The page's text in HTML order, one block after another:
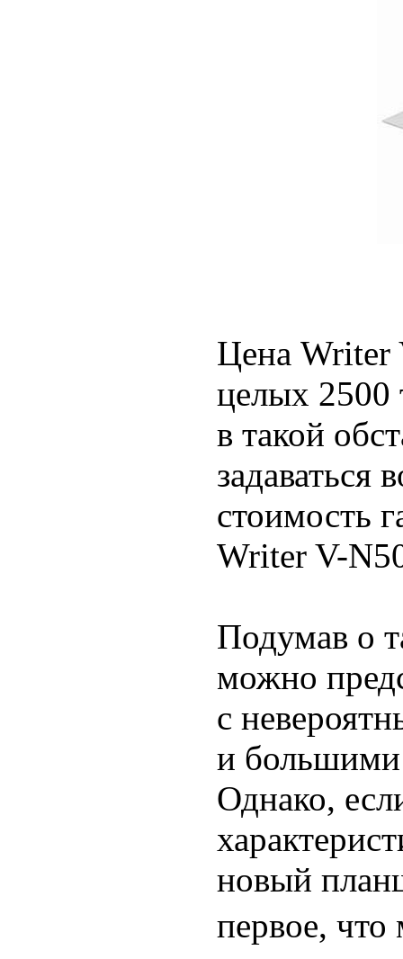
Цена Writer
целых 2500
в такой
задаваться
стоимость
Writer V-
Подумав о
можно
с
и
Однако,
новый
первое, что